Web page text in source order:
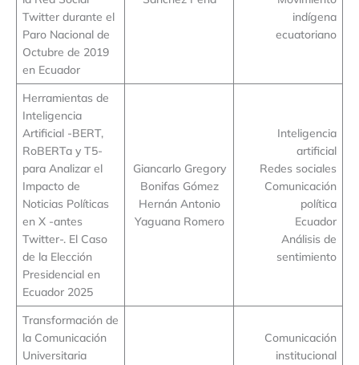
Twitter durante el
Paro Nacional de
Octubre de 2019
en Ecuador
indígena
ecuatoriano
Herramientas de
Inteligencia
Artificial -BERT,
RoBERTa y T5-
para Analizar el
Impacto de
Noticias Políticas
en X -antes
Twitter-. El Caso
de la Elección
Presidencial en
Ecuador 2025
Giancarlo Gregory
Bonifas Gómez
Hernán Antonio
Yaguana Romero
Inteligencia
artificial
Redes sociales
Comunicación
política
Ecuador
Análisis de
sentimiento
Transformación de
la Comunicación
Universitaria
Comunicación
institucional